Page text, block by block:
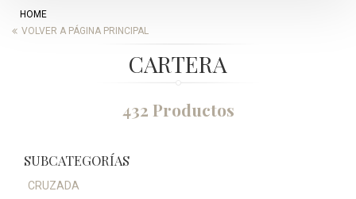
HOME
VOLVER A PÁGINA PRINCIPAL
CARTERA
432 Productos
SUBCATEGORÍAS
CRUZADA